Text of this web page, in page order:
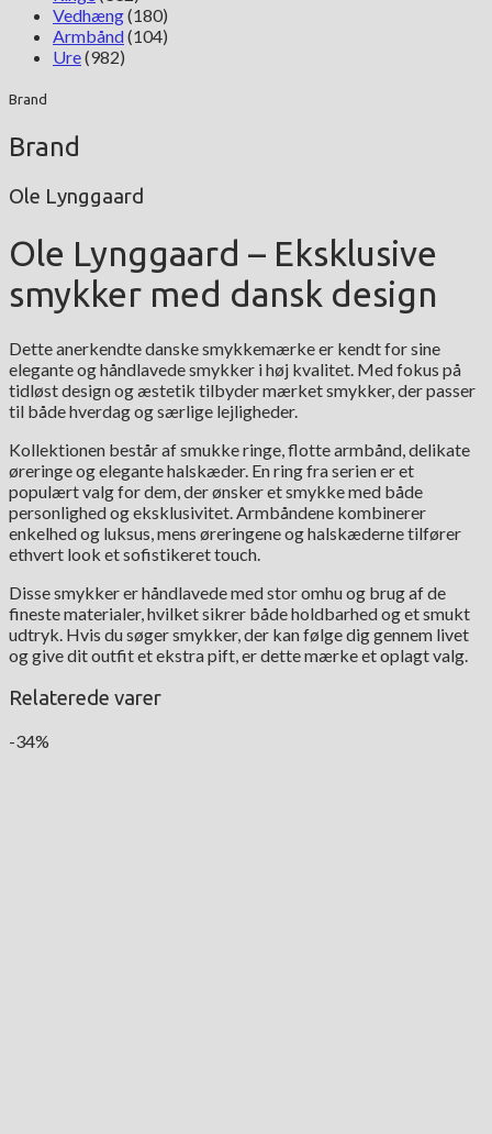
Vedhæng(180)
Armbånd(104)
Ure(982)
Brand
Brand
Ole Lynggaard
Ole Lynggaard – Eksklusive
smykker med dansk design
Dette anerkendte danske smykkemærke er kendt for sine
elegante og håndlavede smykker i høj kvalitet. Med fokus på
tidløst design og æstetik tilbyder mærket smykker, der passer
til både hverdag og særlige lejligheder.
Kollektionen består af smukke ringe, flotte armbånd, delikate
øreringe og elegante halskæder. En ring fra serien er et
populært valg for dem, der ønsker et smykke med både
personlighed og eksklusivitet. Armbåndene kombinerer
enkelhed og luksus, mens øreringene og halskæderne tilfører
ethvert look et sofistikeret touch.
Disse smykker er håndlavede med stor omhu og brug af de
fineste materialer, hvilket sikrer både holdbarhed og et smukt
udtryk. Hvis du søger smykker, der kan følge dig gennem livet
og give dit outfit et ekstra pift, er dette mærke et oplagt valg.
Relaterede varer
-34%